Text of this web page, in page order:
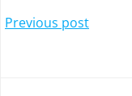
Previous post